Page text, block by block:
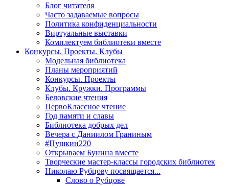
Блог читателя
Часто задаваемые вопросы
Политика конфиденциальности
Виртуальные выставки
Комплектуем библиотеки вместе
Конкурсы. Проекты. Клубы
Модельная библиотека
Планы мероприятий
Конкурсы. Проекты
Клубы. Кружки. Программы
Беловские чтения
ПервоКлассное чтение
Год памяти и славы
Библиотека добрых дел
Вечера с Даниилом Граниным
#Пушкин220
Открываем Бунина вместе
Творческие мастер-классы городских библиотек
Николаю Рубцову посвящается...
Слово о Рубцове